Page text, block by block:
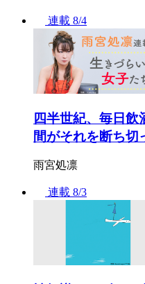
連載 8/4
四半世紀、毎日飲
間がそれを断ち切
雨宮処凛
連載 8/3